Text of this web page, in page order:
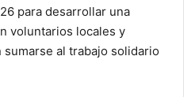
para desarrollar una
voluntarios locales y
al trabajo solidario